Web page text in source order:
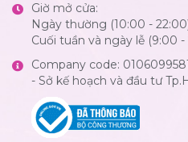
Giờ mở cửa:
Ngày thường (10:00 -
Cuối tuần và ngày lễ (9:00 -
Company code:
- Sở kế hoạch và đầu tư